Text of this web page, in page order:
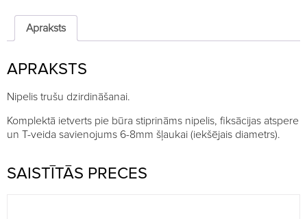
quantity
Apraksts
APRAKSTS
Nipelis trušu dzirdināšanai.
Komplektā ietverts pie būra stiprināms nipelis, fiksācijas atspere
un T-veida savienojums 6-8mm šļaukai (iekšējais diametrs).
SAISTĪTĀS PRECES